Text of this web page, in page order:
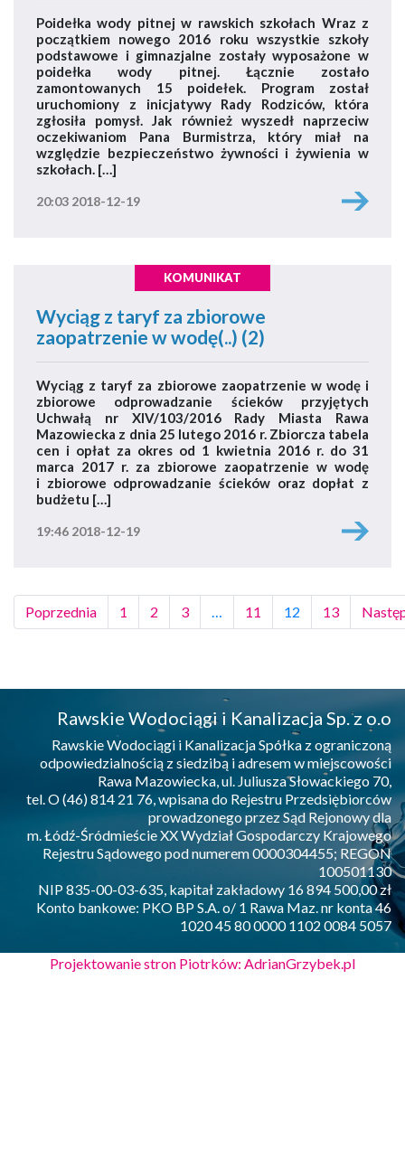
Poidełka wody pitnej w rawskich szkołach Wraz z
początkiem nowego 2016 roku wszystkie szkoły
podstawowe i gimnazjalne zostały wyposażone w
poidełka wody pitnej. Łącznie zostało
zamontowanych 15 poidełek. Program został
uruchomiony z inicjatywy Rady Rodziców, która
zgłosiła pomysł. Jak również wyszedł naprzeciw
oczekiwaniom Pana Burmistrza, który miał na
względzie bezpieczeństwo żywności i żywienia w
szkołach. […]
20:03 2018-12-19
Wyciąg z taryf za zbiorowe
zaopatrzenie w wodę(..) (2)
Wyciąg z taryf za zbiorowe zaopatrzenie w wodę i
zbiorowe odprowadzanie ścieków przyjętych
Uchwałą nr XIV/103/2016 Rady Miasta Rawa
Mazowiecka z dnia 25 lutego 2016 r. Zbiorcza tabela
cen i opłat za okres od 1 kwietnia 2016 r. do 31
marca 2017 r. za zbiorowe zaopatrzenie w wodę
i zbiorowe odprowadzanie ścieków oraz dopłat z
budżetu […]
19:46 2018-12-19
KOMUNIKAT
Poprzednia 1 2 3 … 11 12 13
Rawskie Wodociągi i Kanalizacja Sp. z o.o
Rawskie Wodociągi i Kanalizacja Spółka z ograniczoną
odpowiedzialnością z siedzibą i adresem w miejscowości
Rawa Mazowiecka, ul. Juliusza Słowackiego 70,
tel. O (46) 814 21 76, wpisana do Rejestru Przedsiębiorców
prowadzonego przez Sąd Rejonowy dla
m. Łódź-Śródmieście XX Wydział Gospodarczy Krajowego
Rejestru Sądowego pod numerem 0000304455; REGON
100501130
NIP 835-00-03-635, kapitał zakładowy 16 894 500,00 zł
Konto bankowe: PKO BP S.A. o/ 1 Rawa Maz. nr konta 46
1020 45 80 0000 1102 0084 5057
Projektowanie stron Piotrków: AdrianGrzybek.pl